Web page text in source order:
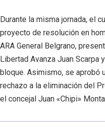
Durante la misma jornada, el
proyecto de resolución en
ARA General Belgrano,
Libertad Avanza Juan Scarpa
bloque. Asimismo, se aprobó
rechazo a la eliminación del
el concejal Juan «Chipi»